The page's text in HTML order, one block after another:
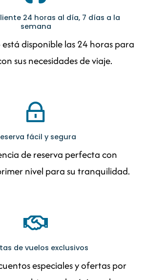
24 horas al día, 7 días a la
semana
disponible las 24 horas para
sus necesidades de viaje.
fácil y segura
de reserva perfecta con
nivel para su tranquilidad.
de vuelos exclusivos
especiales y ofertas por